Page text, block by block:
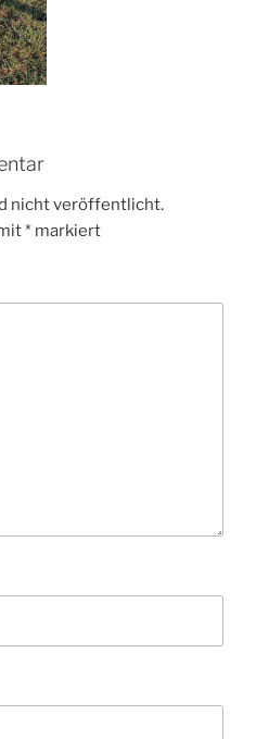
nicht veröffentlicht.
* markiert